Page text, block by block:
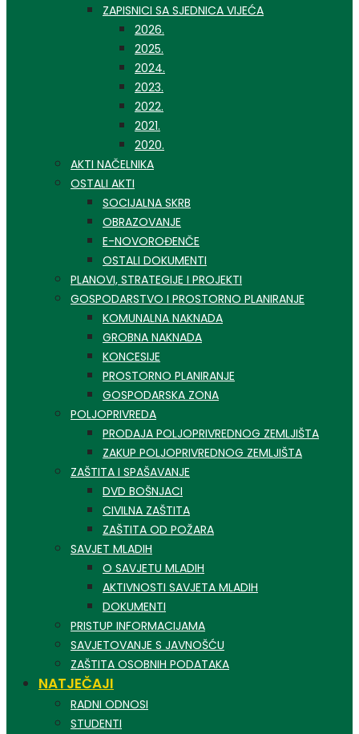
ZAPISNICI SA SJEDNICA VIJEĆA
2026.
2025.
2024.
2023.
2022.
2021.
2020.
AKTI NAČELNIKA
OSTALI AKTI
SOCIJALNA SKRB
OBRAZOVANJE
E-NOVOROĐENČE
OSTALI DOKUMENTI
PLANOVI, STRATEGIJE I PROJEKTI
GOSPODARSTVO I PROSTORNO PLANIRANJE
KOMUNALNA NAKNADA
GROBNA NAKNADA
KONCESIJE
PROSTORNO PLANIRANJE
GOSPODARSKA ZONA
POLJOPRIVREDA
PRODAJA POLJOPRIVREDNOG ZEMLJIŠTA
ZAKUP POLJOPRIVREDNOG ZEMLJIŠTA
ZAŠTITA I SPAŠAVANJE
DVD BOŠNJACI
CIVILNA ZAŠTITA
ZAŠTITA OD POŽARA
SAVJET MLADIH
O SAVJETU MLADIH
AKTIVNOSTI SAVJETA MLADIH
DOKUMENTI
PRISTUP INFORMACIJAMA
SAVJETOVANJE S JAVNOŠĆU
ZAŠTITA OSOBNIH PODATAKA
NATJEČAJI
RADNI ODNOSI
STUDENTI